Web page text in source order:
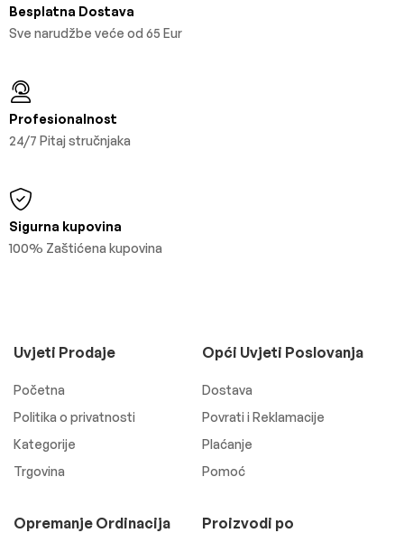
Besplatna Dostava
Sve narudžbe veće od 65 Eur
Profesionalnost
24/7 Pitaj stručnjaka
Sigurna kupovina
100% Zaštićena kupovina
Uvjeti Prodaje
Početna
Politika o privatnosti
Kategorije
Trgovina
Opći Uvjeti Poslovanja
Dostava
Povrati i Reklamacije
Plaćanje
Pomoć
Opremanje Ordinacija
Proizvodi po